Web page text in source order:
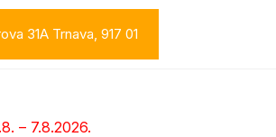
31A Trnava, 917 01
– 7.8.2026.